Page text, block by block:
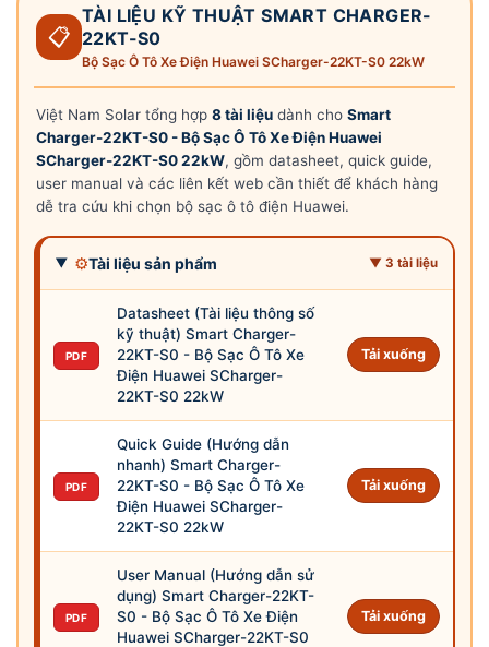
📋
TÀI LIỆU KỸ THUẬT SMART CHARGER-
22KT-S0
Bộ Sạc Ô Tô Xe Điện Huawei SCharger-22KT-S0 22kW
Việt Nam Solar tổng hợp 8 tài liệu dành cho Smart
Charger-22KT-S0 - Bộ Sạc Ô Tô Xe Điện Huawei
SCharger-22KT-S0 22kW, gồm datasheet, quick guide,
user manual và các liên kết web cần thiết để khách hàng
dễ tra cứu khi chọn bộ sạc ô tô điện Huawei.
⚙Tài liệu sản phẩm ▼ 3 tài liệu
PDF
Datasheet (Tài liệu thông số
kỹ thuật) Smart Charger-
22KT-S0 - Bộ Sạc Ô Tô Xe
Điện Huawei SCharger-
22KT-S0 22kW
Tải xuống
PDF
Quick Guide (Hướng dẫn
nhanh) Smart Charger-
22KT-S0 - Bộ Sạc Ô Tô Xe
Điện Huawei SCharger-
22KT-S0 22kW
Tải xuống
PDF
User Manual (Hướng dẫn sử
dụng) Smart Charger-22KT-
S0 - Bộ Sạc Ô Tô Xe Điện
Huawei SCharger-22KT-S0
Tải xuống